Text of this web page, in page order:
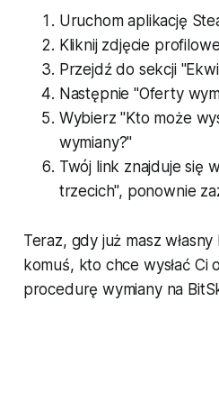
Uruchom aplikację
Kliknij zdjęcie
Przejdź do sekcji
Następnie "Oferty
Wybierz "Kto może
wymiany?"
Twój link znajduje się
trzecich", ponownie
Teraz, gdy już masz
komuś, kto chce wysłać Ci
procedurę wymiany na